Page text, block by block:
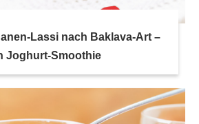
Lassi nach Baklava-Art –
Joghurt-Smoothie